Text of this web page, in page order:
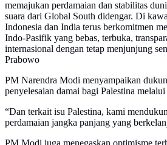
memajukan perdamaian dan stabilitas
suara dari Global South didengar. Di
Indonesia dan India terus berkomitmen
Indo-Pasifik yang bebas, terbuka,
internasional dengan tetap menjunjung
Prabowo
PM Narendra Modi menyampaikan
penyelesaian damai bagi Palestina
“Dan terkait isu Palestina, kami
perdamaian jangka panjang yang